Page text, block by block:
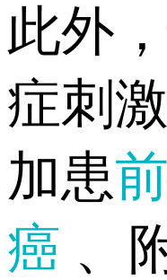
此外
症刺
加患
癌 、